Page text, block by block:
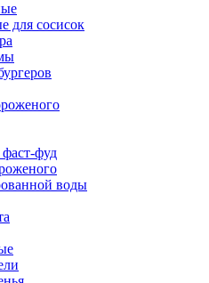
для сосисок
фуд
воды